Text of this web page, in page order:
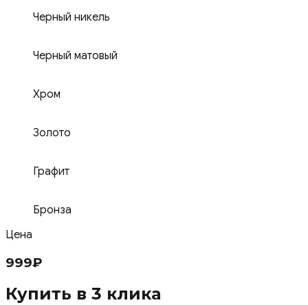
Черный никель
Черный матовый
Хром
Золото
Графит
Бронза
Цена
999₽
Купить в 3 клика